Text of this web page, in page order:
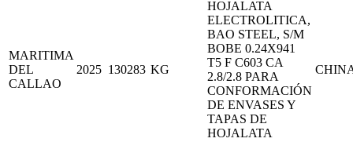
MARITIMA
DEL
CALLAO
2025 130283 KG
HOJALATA
ELECTROLITICA,
BAO STEEL, S/M
BOBE 0.24X941
T5 F C603 CA
2.8/2.8 PARA
CONFORMACIÓN
DE ENVASES Y
TAPAS DE
HOJALATA